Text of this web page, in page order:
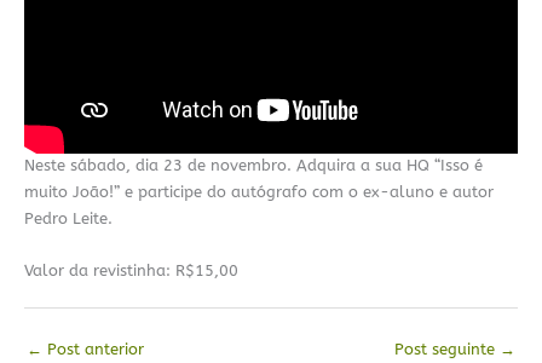
Neste sábado, dia 23 de novembro. Adquira a sua HQ “Isso é
muito João!” e participe do autógrafo com o ex-aluno e autor
Pedro Leite.
Valor da revistinha: R$15,00
← Post anterior Post seguinte →